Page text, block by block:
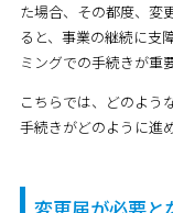
た場合、その都度、変
ると、事業の継続に支
ミングでの手続きが重
こちらでは、どのよう
手続きがどのように進